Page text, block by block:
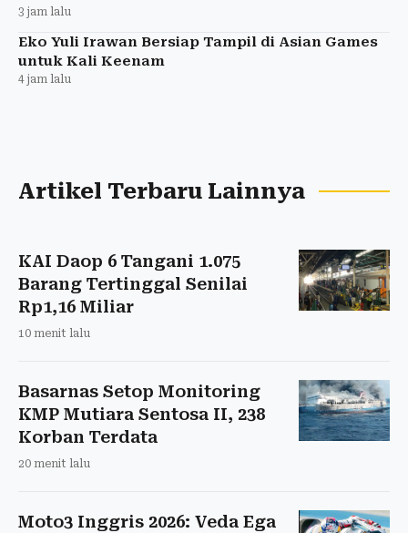
3 jam lalu
Eko Yuli Irawan Bersiap Tampil di Asian Games
untuk Kali Keenam
4 jam lalu
Artikel Terbaru Lainnya
KAI Daop 6 Tangani 1.075
Barang Tertinggal Senilai
Rp1,16 Miliar
10 menit lalu
Basarnas Setop Monitoring
KMP Mutiara Sentosa II, 238
Korban Terdata
20 menit lalu
Moto3 Inggris 2026: Veda Ega